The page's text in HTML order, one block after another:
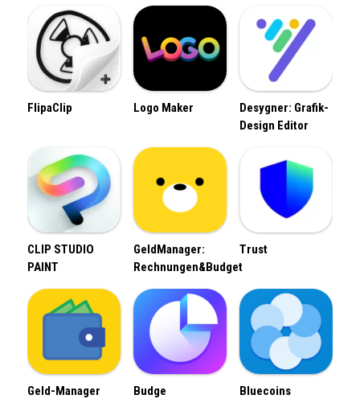
FlipaClip Logo Maker
Desygner: Grafik-
Design Editor
CLIP STUDIO
PAINT
GeldManager:
Rechnungen&Budget
Trust
Geld-Manager Budge
Bluecoins